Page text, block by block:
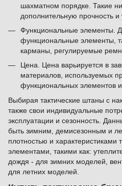
шахматном порядке. Такие
дополнительную прочность и
Функциональные элементы.
функциональные элементы,
карманы, регулируемые
Цена. Цена варьируется в
материалов, используемых
функциональных элементов
Выбирая тактические штаны с
также свои индивидуальные
эксплуатации и сезонность.
быть зимним, демисезонным и
плотностью и
элементами, такими как:
дождя - для зимних моделей,
для летних моделей.